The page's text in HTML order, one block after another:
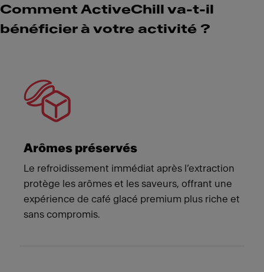
Comment ActiveChill va-t-il
bénéficier à votre activité ?
Arômes préservés
Le refroidissement immédiat après l’extraction
protège les arômes et les saveurs, offrant une
expérience de café glacé premium plus riche et
sans compromis.